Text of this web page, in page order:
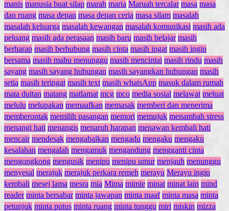
manis manusia buat silap marah maria Maruah tercalar masa masa
dan ruang masa depan masa depan ceria masa silam masalah
masalah keluarga masalah kewangan masalah komunikasi masih ada
peluang masih ada perasaan masih baru masih belajar masih
berharap masih berhubung masih cinta masih ingat masih ingin
bersama masih mahu menunggu masih mencintai masih rindu masih
sayang masih sayang hubungan masih sayangkan hubungan masih
setia masih teringat masih text masih whatsApp masuk dalam rumah
mata duitan matang matlamat mcg mco media sosial melawat meluat
melulu melupakan memaafkan memasak memberi dan menerima
memberontak memilih pasangan memori memujuk menambah stress
menangi hati menangis menaruh harapan menawan kembali hati
mencair mendesak mengabaikan mengadu mengaku mengaku
kesalahan mengalah mengamuk mengandung mengganti cinta
mengongkong mengusik menipu menipu umur menjauh menunggu
menyesal merajuk merajuk perkara remeh merayu Merayu ingin
kembali mesej lama mesra mia Mima mimie minat minat lain mind
reader minta bersabar minta jawapan minta maaf minta masa minta
petunjuk minta putus minta ruang minta tunggu miri miskin mizza